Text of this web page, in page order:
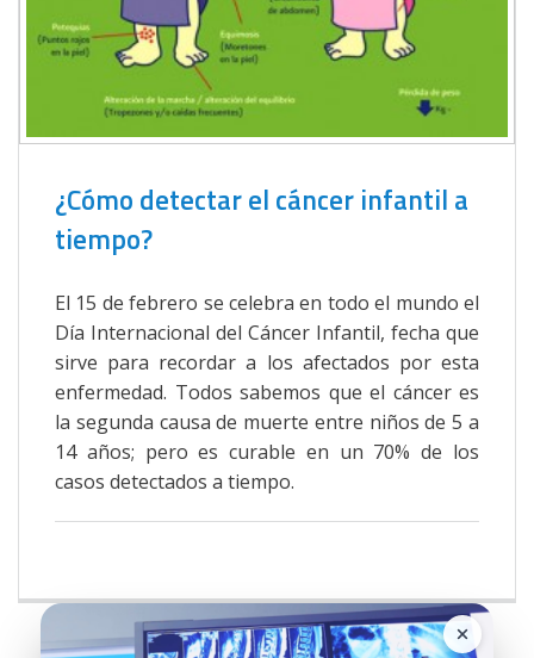
¿Cómo detectar el cáncer infantil a
tiempo?
El 15 de febrero se celebra en todo el mundo el
Día Internacional del Cáncer Infantil, fecha que
sirve para recordar a los afectados por esta
enfermedad. Todos sabemos que el cáncer es
la segunda causa de muerte entre niños de 5 a
14 años; pero es curable en un 70% de los
casos detectados a tiempo.